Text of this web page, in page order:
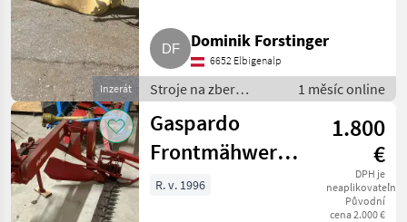
Inzerát
Dominik Forstinger
6652 Elbigenalp
Stroje na zber
objemových krmív /
Kosa
1 měsíc online
Gaspardo
Frontmähwerk
F185
1.800
€
DPH je
neaplikovateľné
Původní
cena 2.000 €
R. v. 1996